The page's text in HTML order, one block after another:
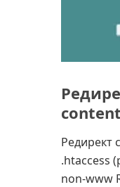
content
Редирект
.htaccess
non-www